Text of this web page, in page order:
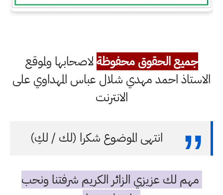
جميع الحقوق محفوظةلاصحابها ولموقع
الاستاذ احمد مهدي شلال عباس المهداوي على
الانترنت
انتهى الموضوع شكرا (لك / لكِ)
مهم لك عزيزي الزائر الكريم شرفتنا ونحب